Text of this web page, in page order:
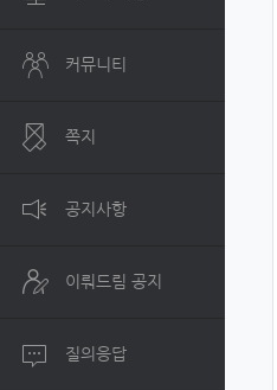
커뮤니티
쪽지
공지사항
이뤄드림 공지
질의응답